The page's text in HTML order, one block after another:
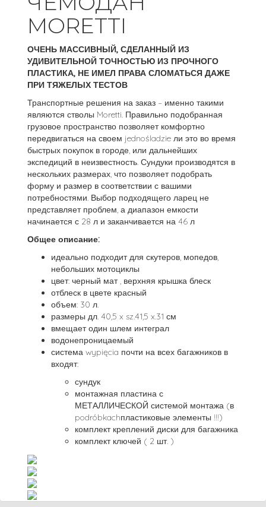
MORETTI
ОЧЕНЬ МАССИВНЫЙ, СДЕЛАННЫЙ ИЗ
УДИВИТЕЛЬНОЙ ТОЧНОСТЬЮ ИЗ ПРОЧНОГО
ПЛАСТИКА, НЕ ИМЕЛ ПРАВА СЛОМАТЬСЯ ДАЖЕ
ПРИ ТЯЖЕЛЫХ ТЕСТОВ
Транспортные решения на заказ – именно такими
являются стволы Moretti. Правильно подобранная
грузовое пространство позволяет комфортно
передвигаться на своем jednośladzie ли это во время
быстрых покупок в городе, или дальнейших
экспедиций в неизвестность. Сундуки производятся в
нескольких размерах, что позволяет подобрать
форму и размер в соответствии с вашими
потребностями. Выбор подходящего ларец не
представляет проблем, а диапазон емкости
начинается с 28 л и заканчивается на 46 л
Общее описание:
идеально подходит для скутеров, мопедов,
небольших мотоциклы
цвет: черный мат , верхняя крышка блеск
отблеск в цвете красный
объем: 30 л.
размеры дл. 40,5 x sz.41,5 x.31 см
вмещает один шлем интеграл
водонепроницаемый
система wypięcia почти на всех багажников в
входят:
сундук
монтажная пластина с
МЕТАЛЛИЧЕСКОЙ системой монтажа (в
podróbkachпластиковые элементы !!!)
комплект креплений диски для багажника
комплект ключей ( 2 шт. )